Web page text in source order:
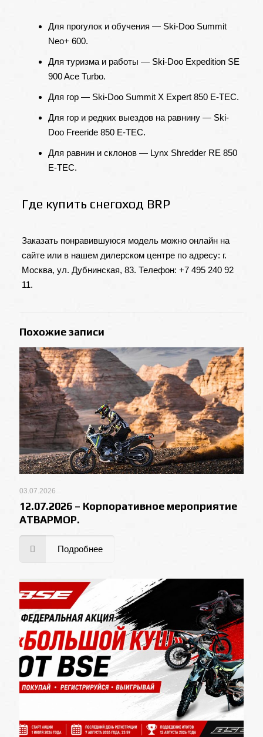
Для прогулок и обучения — Ski-Doo Summit
Neo+ 600.
Для туризма и работы — Ski-Doo Expedition SE
900 Ace Turbo.
Для гор — Ski-Doo Summit X Expert 850 E-TEC.
Для гор и редких выездов на равнину — Ski-
Doo Freeride 850 E-TEC.
Для равнин и склонов — Lynx Shredder RE 850
E-TEC.
Где купить снегоход BRP
Заказать понравившуюся модель можно онлайн на
сайтеили в нашем дилерском центре по адресу: г.
Москва, ул. Дубнинская, 83. Телефон: +7 495 240 92
11.
Похожие записи
03.07.2026
12.07.2026 – Корпоративное мероприятие
АТВАРМОР.
Подробнее